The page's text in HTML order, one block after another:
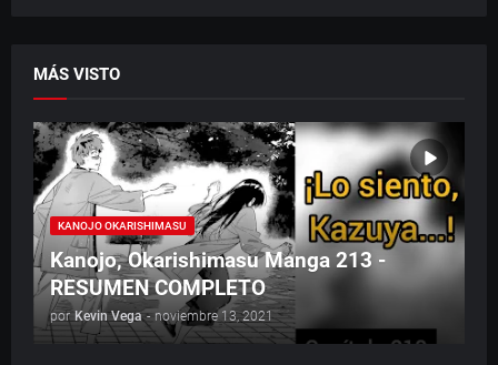
MÁS VISTO
KANOJO OKARISHIMASU
Kanojo, Okarishimasu Manga 213 -
RESUMEN COMPLETO
por Kevin Vega - noviembre 13, 2021